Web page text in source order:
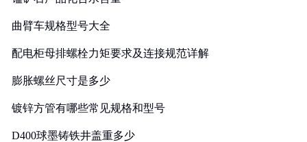
曲臂车规格型号大全
配电柜母排螺栓力矩要求及连接规范详解
膨胀螺丝尺寸是多少
镀锌方管有哪些常见规格和型号
D400球墨铸铁井盖重多少